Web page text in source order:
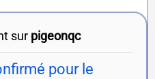
sur pigeonqc
pour le